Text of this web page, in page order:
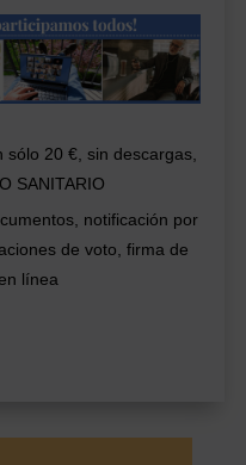
sólo 20 €, sin descargas,
SANITARIO
notificación por
de voto, firma de
línea